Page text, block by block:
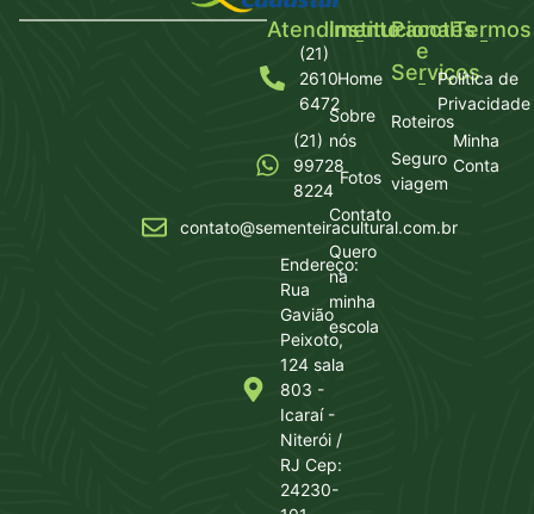
Atendimento
(21)
2610
6472
(21)
99728
8224
contato@sementeiracultural.com.br
Endereço:
Rua
Gavião
Peixoto,
124 sala
803 -
Icaraí -
Niterói /
RJ Cep:
24230-
Institucional
Home
Sobre
nós
Fotos
Contato
Quero
na
minha
escola
Pacotes
e
Serviços
Roteiros
Seguro
viagem
Termos
Política de
Privacidade
Minha
Conta